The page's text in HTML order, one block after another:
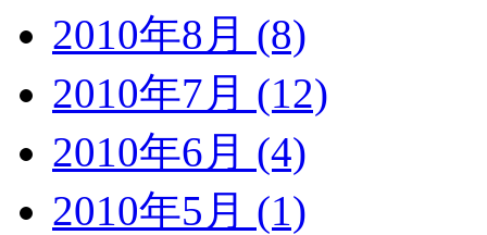
2010年8月 (8)
2010年7月 (12)
2010年6月 (4)
2010年5月 (1)